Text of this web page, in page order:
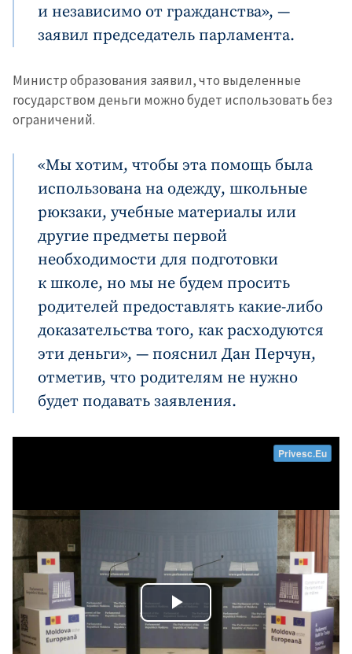
и независимо от гражданства», —
заявил председатель парламента.
Министр образования заявил, что выделенные
государством деньги можно будет использовать без
ограничений.
«Мы хотим, чтобы эта помощь была
использована на одежду, школьные
рюкзаки, учебные материалы или
другие предметы первой
необходимости для подготовки
к школе, но мы не будем просить
родителей предоставлять какие-либо
доказательства того, как расходуются
эти деньги», — пояснил Дан Перчун,
отметив, что родителям не нужно
будет подавать заявления.